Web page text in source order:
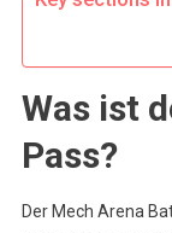
Was ist
Pass?
Der Mech Arena